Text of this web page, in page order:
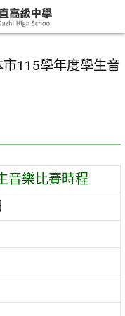
市115學年度學生音
音樂比賽時程